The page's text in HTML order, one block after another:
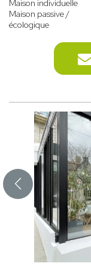
Maison individuelle
Maison passive /
écologique